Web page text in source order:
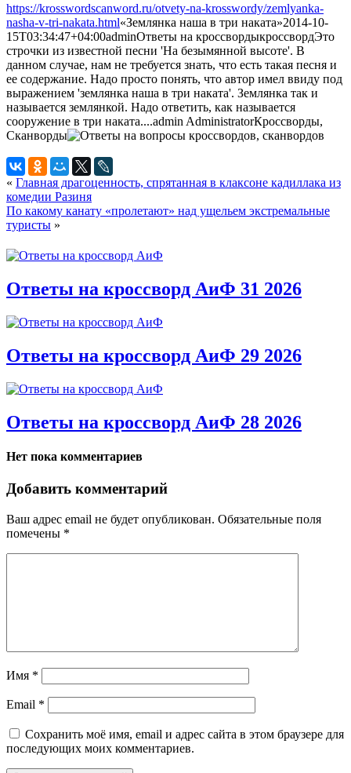
https://krosswordscanword.ru/otvety-na-krosswordy/zemlyanka-
nasha-v-tri-nakata.html«Землянка наша в три наката»2014-10-
15T03:34:47+04:00adminОтветы на кроссвордыкроссвордЭто
строчки из известной песни 'На безымянной высоте'. В
данном случае, нам не требуется знать, что есть такая песня и
ее содержание. Надо просто понять, что автор имел ввиду под
выражением 'землянка наша в три наката'. Землянка так и
называется землянкой. Надо ответить, как называется
сооружение в три наката....admin AdministratorКроссворды,
Сканворды
« Главная драгоценность, спрятанная в клаксоне кадиллака из
комедии Разиня
По какому канату «пролетают» над ущельем экстремальные
туристы »
Ответы на кроссворд АиФ 31 2026
Ответы на кроссворд АиФ 29 2026
Ответы на кроссворд АиФ 28 2026
Нет пока комментариев
Добавить комментарий
Ваш адрес email не будет опубликован. Обязательные поля
помечены *
Имя *
Email *
Сохранить моё имя, email и адрес сайта в этом браузере для
последующих моих комментариев.